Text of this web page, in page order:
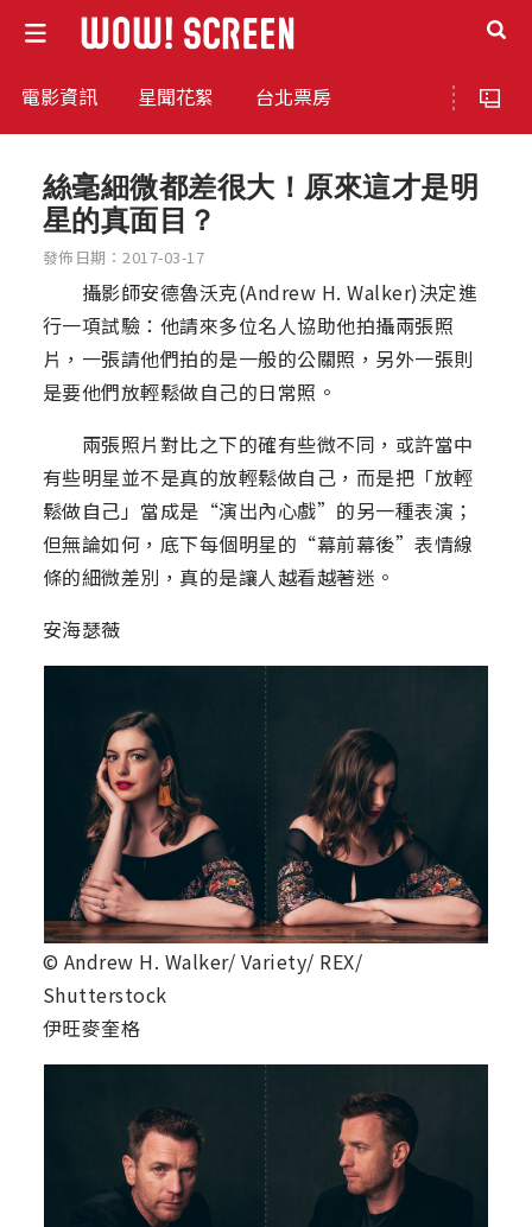
電影資訊 星聞花絮 台北票房
絲毫細微都差很大！原來這才是明
星的真面目？
發佈日期：2017-03-17
攝影師安德魯沃克(Andrew H. Walker)決定進
行一項試驗：他請來多位名人協助他拍攝兩張照
片，一張請他們拍的是一般的公關照，另外一張則
是要他們放輕鬆做自己的日常照。
兩張照片對比之下的確有些微不同，或許當中
有些明星並不是真的放輕鬆做自己，而是把「放輕
鬆做自己」當成是“演出內心戲”的另一種表演；
但無論如何，底下每個明星的“幕前幕後”表情線
條的細微差別，真的是讓人越看越著迷。
安海瑟薇
© Andrew H. Walker/ Variety/ REX/
Shutterstock
伊旺麥奎格